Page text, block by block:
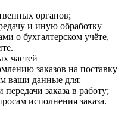
органов;
и иную обработку
о бухгалтерском учёте,
частей
заказов на поставку
ваши данные для:
заказа в работу;
исполнения заказа.